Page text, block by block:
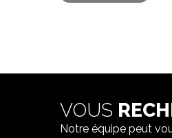
VOUS
Notre équipe peut